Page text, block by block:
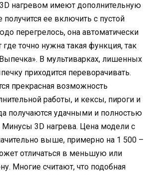
нагревом имеют дополнительную
получится ее включить с пустой
перегрелось, она автоматически
где точно нужна такая функция, так
В мультиварках, лишенных
приходится переворачивать.
прекрасная возможность
работы, и кексы, пироги и
получаются удачными и полностью
3D нагрева. Цена модели с
выше, примерно на 1 500 –
отличаться в меньшую или
Многие считают, что подобная